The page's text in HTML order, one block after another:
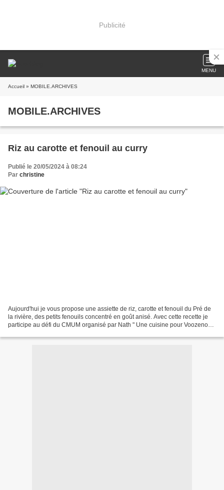
Publicité
MENU
Accueil » MOBILE.ARCHIVES
MOBILE.ARCHIVES
Riz au carotte et fenouil au curry
Publié le 20/05/2024 à 08:24
Par christine
Aujourd'hui je vous propose une assiette de riz, carotte et fenouil du Pré de
la rivière, des petits fenouils concentré en goût anisé. Avec cette recette je
participe au défi du CMUM organisé par Nath " Une cuisine pour Voozenoo",